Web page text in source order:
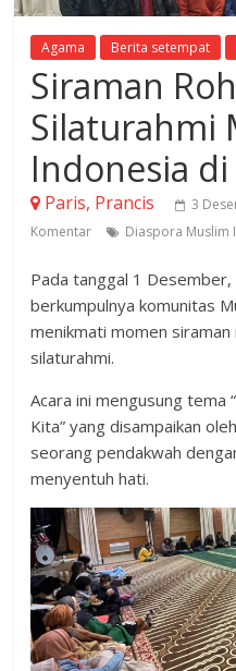
Agama Berita setempat
Siraman
Silaturahmi
Indonesia di
Paris, Prancis 3
Komentar
Diaspora Muslim
Pada tanggal 1
berkumpulnya komunitas
menikmati momen
silaturahmi.
Acara ini mengusung tema
Kita” yang disampaikan
seorang pendakwah
menyentuh hati.